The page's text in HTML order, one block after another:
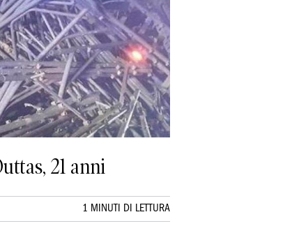
21 anni
1 MINUTI DI LETTURA